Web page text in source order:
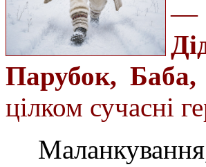
—
Парубок,
цілком сучасні